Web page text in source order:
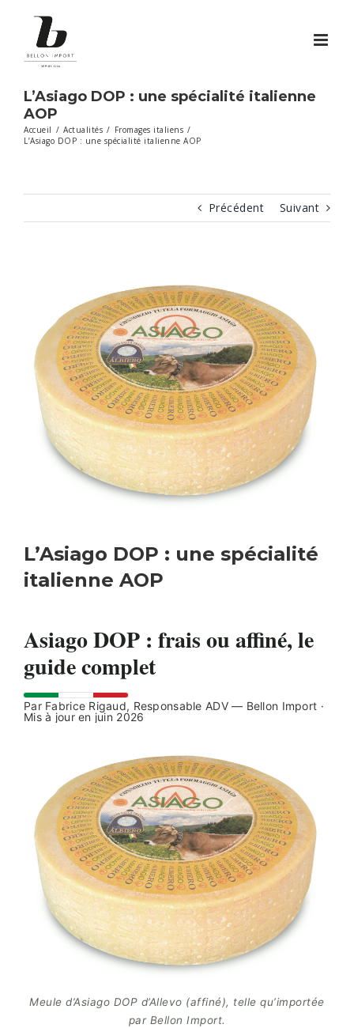
contenu
L’Asiago DOP : une spécialité italienne
AOP
Accueil / Actualités / Fromages italiens /
L’Asiago DOP : une spécialité italienne AOP
Précédent Suivant
agrandie
L’Asiago DOP : une spécialité
italienne AOP
Asiago DOP : frais ou affiné, le
guide complet
Par Fabrice Rigaud, Responsable ADV — Bellon Import ·
Mis à jour en juin 2026
Meule d’Asiago DOP d’Allevo (affiné), telle qu’importée
par Bellon Import.